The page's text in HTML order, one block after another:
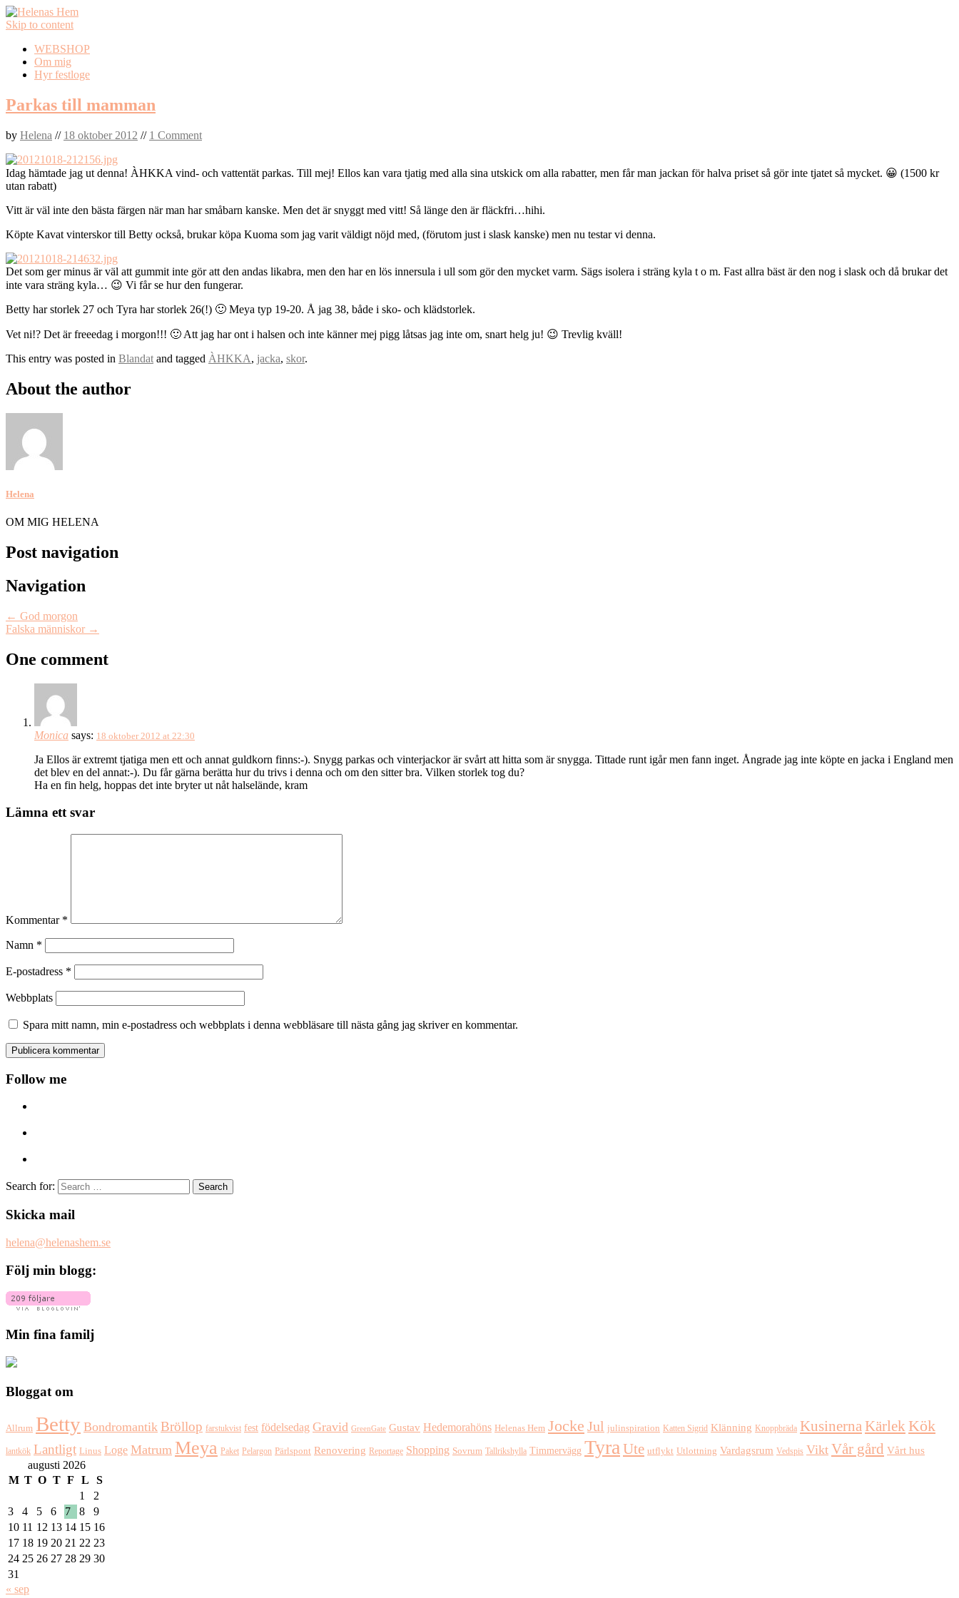
Skip to content
WEBSHOP
Om mig
Hyr festloge
Parkas till mamman
by Helena // 18 oktober 2012 // 1 Comment
Idag hämtade jag ut denna! ÀHKKA vind- och vattentät parkas. Till mej! Ellos kan vara tjatig med alla sina utskick om alla rabatter, men får man jackan för halva priset så gör inte tjatet så mycket. 😀 (1500 kr
utan rabatt)
Vitt är väl inte den bästa färgen när man har småbarn kanske. Men det är snyggt med vitt! Så länge den är fläckfri…hihi.
Köpte Kavat vinterskor till Betty också, brukar köpa Kuoma som jag varit väldigt nöjd med, (förutom just i slask kanske) men nu testar vi denna.
Det som ger minus är väl att gummit inte gör att den andas likabra, men den har en lös innersula i ull som gör den mycket varm. Sägs isolera i sträng kyla t o m. Fast allra bäst är den nog i slask och då brukar det
inte vara sträng kyla… 😉 Vi får se hur den fungerar.
Betty har storlek 27 och Tyra har storlek 26(!) 🙂 Meya typ 19-20. Å jag 38, både i sko- och klädstorlek.
Vet ni!? Det är freeedag i morgon!!! 🙂 Att jag har ont i halsen och inte känner mej pigg låtsas jag inte om, snart helg ju! 😉 Trevlig kväll!
This entry was posted in Blandat and tagged ÀHKKA, jacka, skor.
About the author
Helena
OM MIG HELENA
Post navigation
Navigation
← God morgon
Falska människor →
One comment
Monica says: 18 oktober 2012 at 22:30
Ja Ellos är extremt tjatiga men ett och annat guldkorn finns:-). Snygg parkas och vinterjackor är svårt att hitta som är snygga. Tittade runt igår men fann inget. Ångrade jag inte köpte en jacka i England men
det blev en del annat:-). Du får gärna berätta hur du trivs i denna och om den sitter bra. Vilken storlek tog du?
Ha en fin helg, hoppas det inte bryter ut nåt halselände, kram
Lämna ett svar
Kommentar *
Namn *
E-postadress *
Webbplats
Spara mitt namn, min e-postadress och webbplats i denna webbläsare till nästa gång jag skriver en kommentar.
Follow me
Search for:
Skicka mail
helena@helenashem.se
Följ min blogg:
Min fina familj
Bloggat om
Allrum Betty Bondromantik Bröllop farstukvist fest födelsedag Gravid GreenGate Gustav Hedemorahöns Helenas Hem Jocke Jul julinspiration Katten Sigrid Klänning Knoppbräda KusinernaKärlekKök
lantkök Lantligt Linus Loge Matrum Meya Paket Pelargon Pärlspont Renovering Reportage Shopping Sovrum Tallrikshylla Timmervägg TyraUte utflykt Utlottning Vardagsrum Vedspis Vikt Vår gård Vårt hus
augusti 2026
M T O T F L
S
1
2
3
4 5 6 7 8
9
10 11 12 13 14 15 16
17 18 19 20 21 22 23
24 25 26 27 28 29 30
31
« sep